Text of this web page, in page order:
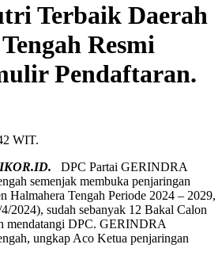
Terbaik Daerah
Resmi
Pendaftaran.
WIT.
DPC Partai GERINDRA
semenjak membuka penjaringan
Halmahera Tengah Periode 2024 – 2029,
2024), sudah sebanyak 12 Bakal Calon
mendatangi DPC. GERINDRA
ungkap Aco Ketua penjaringan